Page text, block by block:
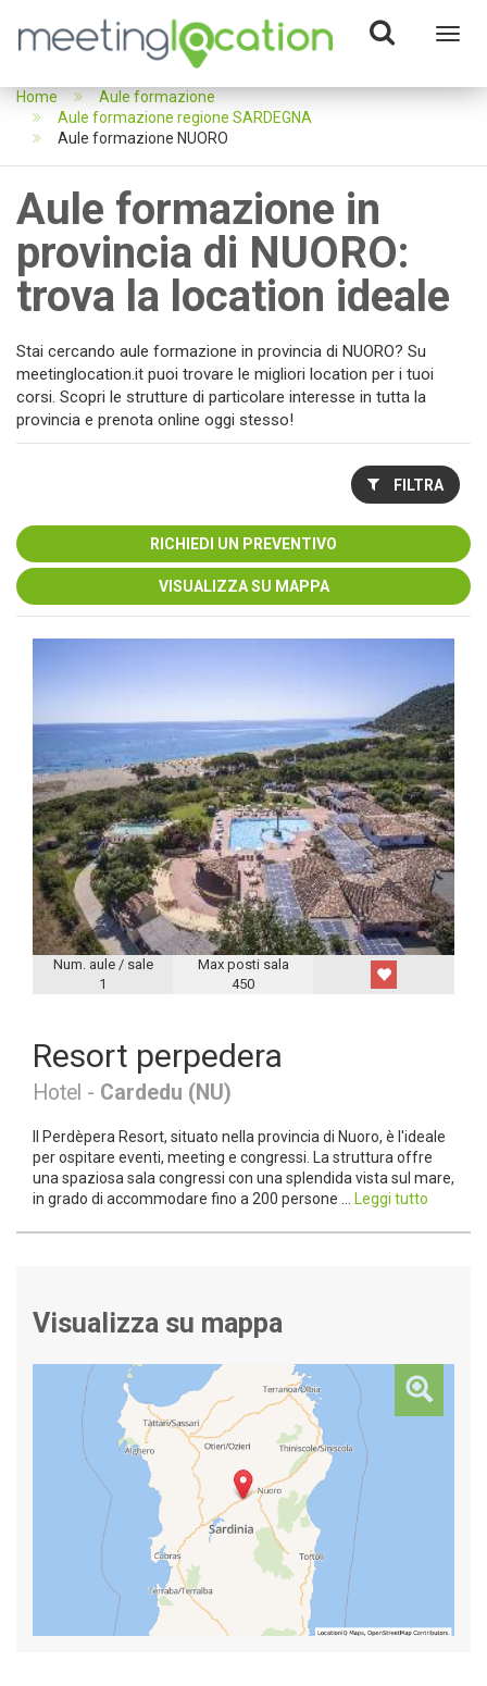
Home
Aule formazione
Aule formazione regione SARDEGNA
Aule formazione NUORO
Aule formazione in
provincia di NUORO:
trova la location ideale
Stai cercando aule formazione in provincia di NUORO? Su
meetinglocation.it puoi trovare le migliori location per i tuoi
corsi. Scopri le strutture di particolare interesse in tutta la
provincia e prenota online oggi stesso!
FILTRA
RICHIEDI UN PREVENTIVO
VISUALIZZA SU MAPPA
Num. aule / sale
1
Max posti sala
450
Resort perpedera
Hotel - Cardedu (NU)
Il Perdèpera Resort, situato nella provincia di Nuoro, è l'ideale
per ospitare eventi, meeting e congressi. La struttura offre
una spaziosa sala congressi con una splendida vista sul mare,
in grado di accommodare fino a 200 persone ...
Leggi tutto
Visualizza su mappa